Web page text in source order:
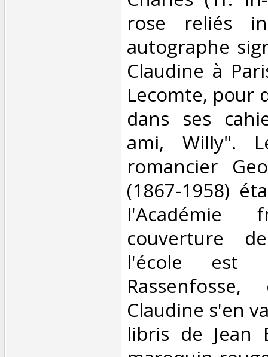
rose reliés
autographe
Claudine à
Lecomte, pour
dans ses
ami, Willy".
romancier
(1867-1958)
l'Académie
couverture
l'école est
Claudine s'en
libris de Jean